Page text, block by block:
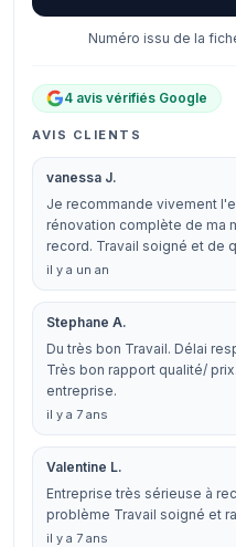
Numéro issu de la
4 avis vérifiés Google
AVIS CLIENTS
vanessa J.
Je recommande vivement
rénovation complète de ma
record. Travail soigné et de
il y a un an
Stephane A.
Du très bon Travail. Délai
Très bon rapport qualité/
entreprise.
il y a 7 ans
Valentine L.
Entreprise très sérieuse à
problème Travail soigné et
il y a 7 ans